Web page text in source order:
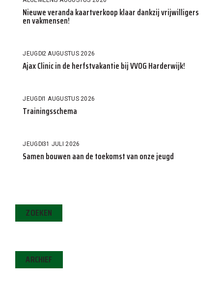
Nieuwe veranda kaartverkoop klaar dankzij vrijwilligers
en vakmensen!
JEUGD2 AUGUSTUS 2026
Ajax Clinic in de herfstvakantie bij VVOG Harderwijk!
JEUGD1 AUGUSTUS 2026
Trainingsschema
JEUGD31 JULI 2026
Samen bouwen aan de toekomst van onze jeugd
ZOEKEN
ARCHIEF